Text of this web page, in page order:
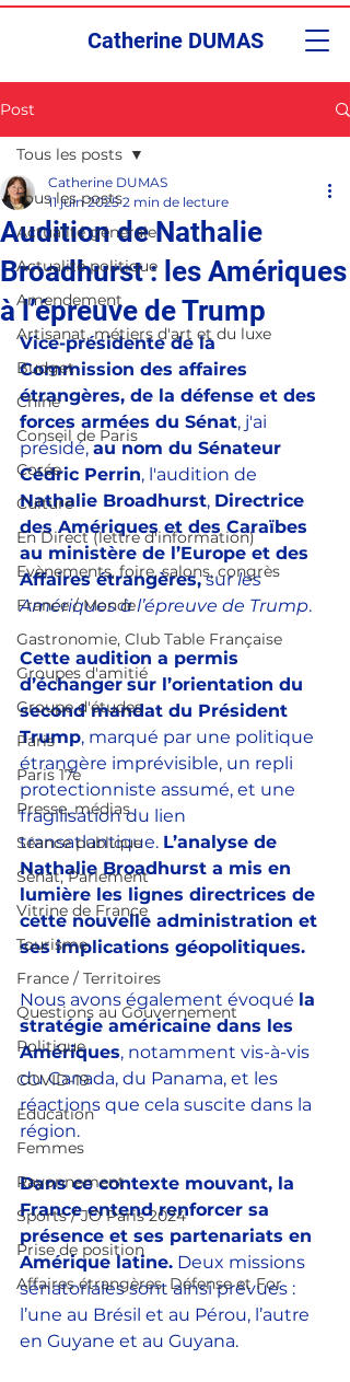
Catherine DUMAS
Post
Tous les posts
Actualité générale
Actualité politique
Amendement
Artisanat, métiers d'art et du luxe
Budget
Chine
Conseil de Paris
Corée
Culture
En Direct (lettre d'information)
Evènements, foire, salons, congrès
France / Monde
Gastronomie, Club Table Française
Groupes d'amitié
Groupe d'études
Paris
Paris 17e
Presse, médias
Séance publique
Sénat, Parlement
Vitrine de France
Tourisme
France / Territoires
Questions au Gouvernement
Politique
COVID-19
Education
Femmes
Rayonnement
Sports / JO Paris 2024
Prise de position
Affaires étrangères, Défense et For
Tous les posts
Audition de Nathalie
Broadhurst : les Amériques
à l’épreuve de Trump
Catherine DUMAS
11 juin 2025 2 min de lecture
Vice-présidente de la
Commission des affaires
étrangères, de la défense et des
forces armées du Sénat, j'ai
présidé, au nom du Sénateur
Cédric Perrin, l'audition de
Nathalie Broadhurst, Directrice
des Amériques et des Caraïbes
au ministère de l’Europe et des
Affaires étrangères, sur les
Amériques à l’épreuve de Trump.
Cette audition a permis
d’échanger sur l’orientation du
second mandat du Président
Trump, marqué par une politique
étrangère imprévisible, un repli
protectionniste assumé, et une
fragilisation du lien
transatlantique. L’analyse de
Nathalie Broadhurst a mis en
lumière les lignes directrices de
cette nouvelle administration et
ses implications géopolitiques.
Nous avons également évoqué la
stratégie américaine dans les
Amériques, notamment vis-à-vis
du Canada, du Panama, et les
réactions que cela suscite dans la
région.
Dans ce contexte mouvant, la
France entend renforcer sa
présence et ses partenariats en
Amérique latine. Deux missions
sénatoriales sont ainsi prévues :
l’une au Brésil et au Pérou, l’autre
en Guyane et au Guyana.